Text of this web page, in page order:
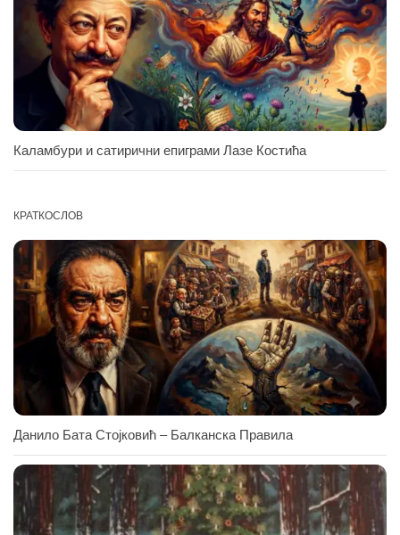
Каламбури и сатирични епиграми Лазе Костића
КРАТКОСЛОВ
Данило Бата Стојковић – Балканска Правила